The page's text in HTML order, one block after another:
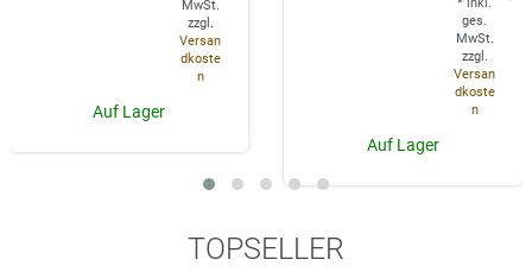
MwSt.
zzgl.
Versan
dkoste
n
Auf Lager
ges.
MwSt.
zzgl.
Versan
dkoste
n
Auf Lager
TOPSELLER